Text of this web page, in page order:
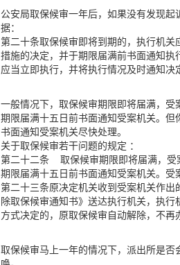
公安局取保候审一年后，如果没有发现
据：
第二十条取保候审即将到期的，执行机
措施的决定，并于期限届满前书面通知执
应当立即执行，并将执行情况及时通知决
一般情况下，取保候审期限即将届满，
期限届满十五日前书面通知受案机关。
书面通知受案机关尽快处理。
关于取保候审若干问题的规定 ：
第二十二条 取保候审期限即将届满，受
期限届满十五日前书面通知受案机关。受
第二十三条原决定机关收到受案机关作
除取保候审通知书》送达执行机关，执
方式决定的，原取保候审自动解除，不再
取保候审马上一年的情况下，派出所是